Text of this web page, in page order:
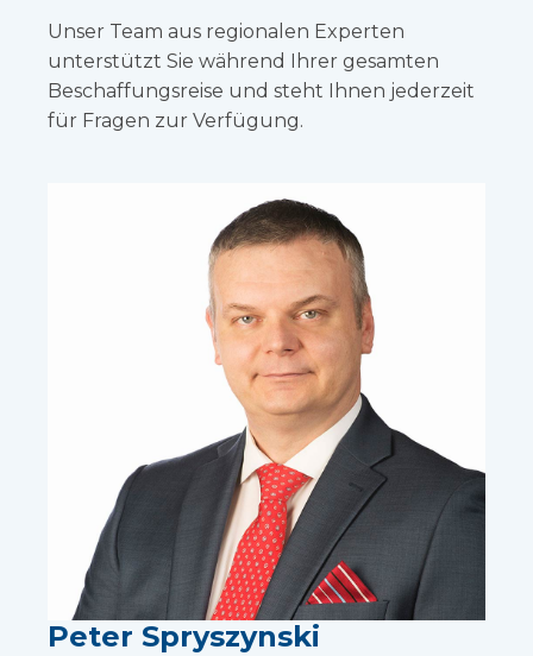
Unser Team aus regionalen Experten
unterstützt Sie während Ihrer gesamten
Beschaffungsreise und steht Ihnen jederzeit
für Fragen zur Verfügung.
Peter Spryszynski